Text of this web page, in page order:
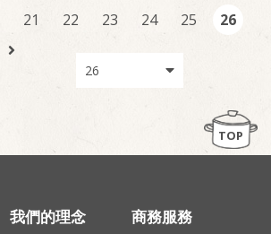
21 22 23 24 25
26
TOP
我們的理念 商務服務